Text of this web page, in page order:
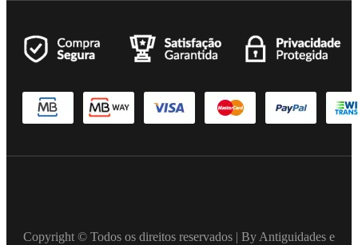
Copyright © Todos os direitos reservados | By Antiguidades e